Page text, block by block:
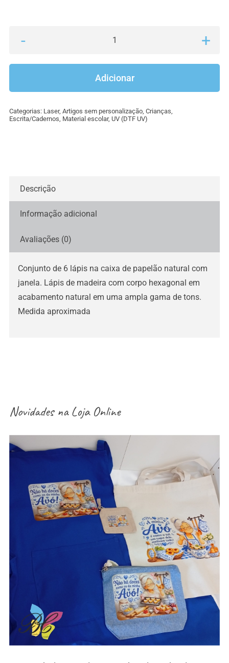
Caixa
de
Adicionar
Categorias: Laser, Artigos sem personalização, Crianças,
Escrita/Cadernos, Material escolar, UV (DTF UV)
Descrição
Informação adicional
Avaliações (0)
Conjunto de 6 lápis na caixa de papelão natural com
janela. Lápis de madeira com corpo hexagonal em
acabamento natural em uma ampla gama de tons.
Medida aproximada
Novidades naLoja Online
aventais / Sacos / necessaires / estojos /
porta-moedas dia dos avós – vários modelos